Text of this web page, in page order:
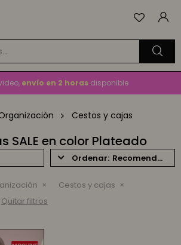
envío en 2 horas disponible
Cestos y cajas
SALE en color Plateado
Recomendados
Cestos y cajas
Quitar filtros